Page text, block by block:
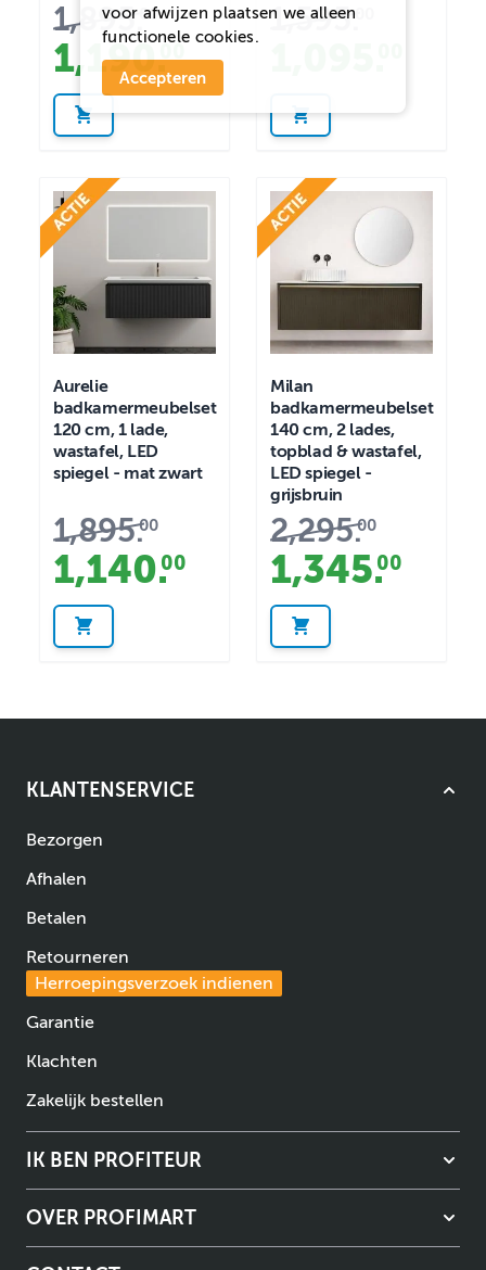
1,895.00
1,190.
1,595.00
Aurelie
badkamermeubelset
120 cm, 1 lade,
wastafel, LED
spiegel - mat zwart
1,895.00
1,140.00
Milan
badkamermeubelset
140 cm, 2 lades,
topblad & wastafel,
LED spiegel -
grijsbruin
2,295.00
1,345.00
KLANTENSERVICE
Bezorgen
Afhalen
Betalen
Retourneren
Herroepingsverzoek indienen
Garantie
Klachten
Zakelijk bestellen
IK BEN PROFITEUR
OVER PROFIMART
voor afwijzen plaatsen we alleen
functionele cookies.
Accepteren